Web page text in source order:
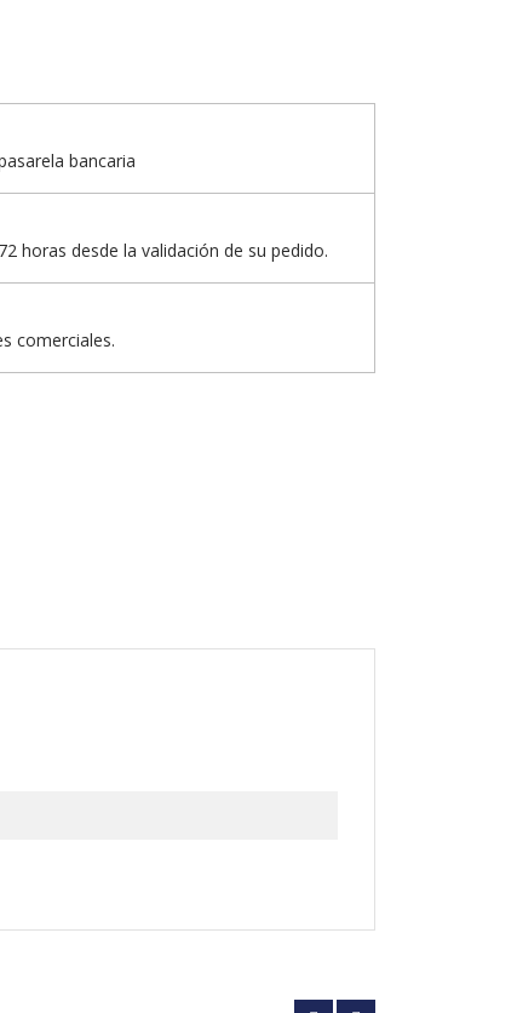
bancaria
horas desde la validación de su pedido.
comerciales.